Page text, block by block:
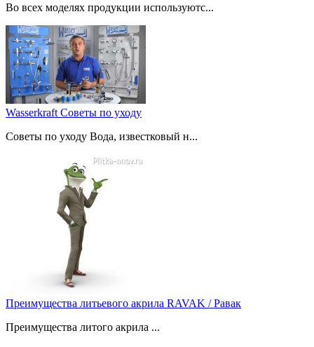
Во всех моделях продукции используютс...
Wasserkraft Советы по уходу
Советы по уходу Вода, известковый н...
Преимущества литьевого акрила RAVAK / Равак
Преимущества литого акрила ...